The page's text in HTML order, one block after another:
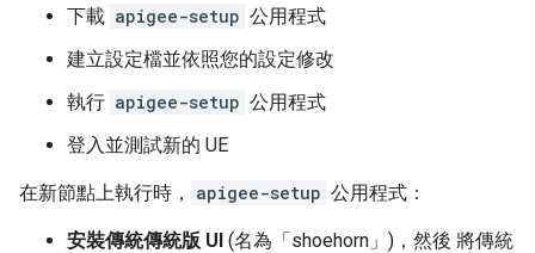
下載 apigee-setup 公用程式
建立設定檔並依照您的設定修改
執行 apigee-setup 公用程式
登入並測試新的 UE
在新節點上執行時， apigee-setup 公用程式：
安裝傳統傳統版 UI (名為「shoehorn」 )，然後 將傳統